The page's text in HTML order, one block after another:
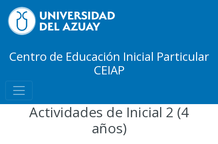
Centro de Educación Inicial Particular
CEIAP
Actividades de Inicial 2 (4
años)